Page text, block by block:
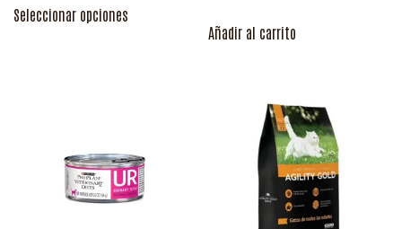
Seleccionar opciones
Añadir al carrito